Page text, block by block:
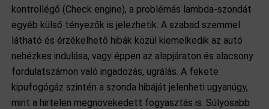
kontrollégő (Check engine), a problémás lambda-szondát
egyéb külső tényezők is jelezhetik. A szabad szemmel
látható és érzékelhető hibák közül kiemelkedik az autó
nehézkes indulása, vagy éppen az alapjáraton és alacsony
fordulatszámon való ingadozás, ugrálás. A fekete
kipufogógáz szintén a szonda hibáját jelenheti ugyanúgy,
mint a hirtelen megnövekedett fogyasztás is. Súlyosabb